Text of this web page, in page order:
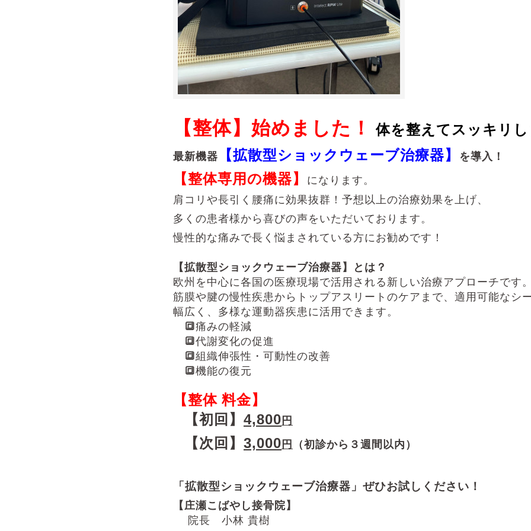
【整体】始めました！ 体を整えてスッキリし
最新機器 【拡散型ショックウェーブ治療器】 を導入！
【整体専用の機器】
になります。
肩コリや長引く腰痛に効果抜群！ 予想以上の治療効果を上げ、
多くの患者様から喜びの声をいただいております。
慢性的な痛みで長く悩まされている方にお勧めです！
【拡散型ショックウェーブ治療器】とは？
欧州を中心に各国の医療現場で活用される新しい治療アプローチです。
筋膜や腱の慢性疾患からトップアスリートのケアまで、適用可能なシ
幅広く、多様な運動器疾患に活用できます。
🔳痛みの軽減
🔳代謝変化の促進
🔳組織伸張性・可動性の改善
🔳機能の復元
【整体 料金】
【初回 】 4,800 円
【次回】 3,000 円 （初診から３週間以内）
「拡散型ショックウェーブ治療器」ぜひお試しください！
【庄瀬こばやし接骨院】
院長 小林 貴樹